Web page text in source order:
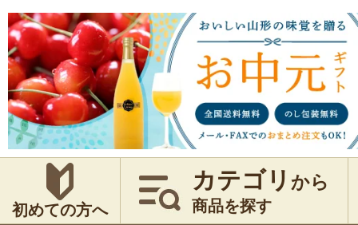
初めての方へ
カテゴリ から
商品を探す